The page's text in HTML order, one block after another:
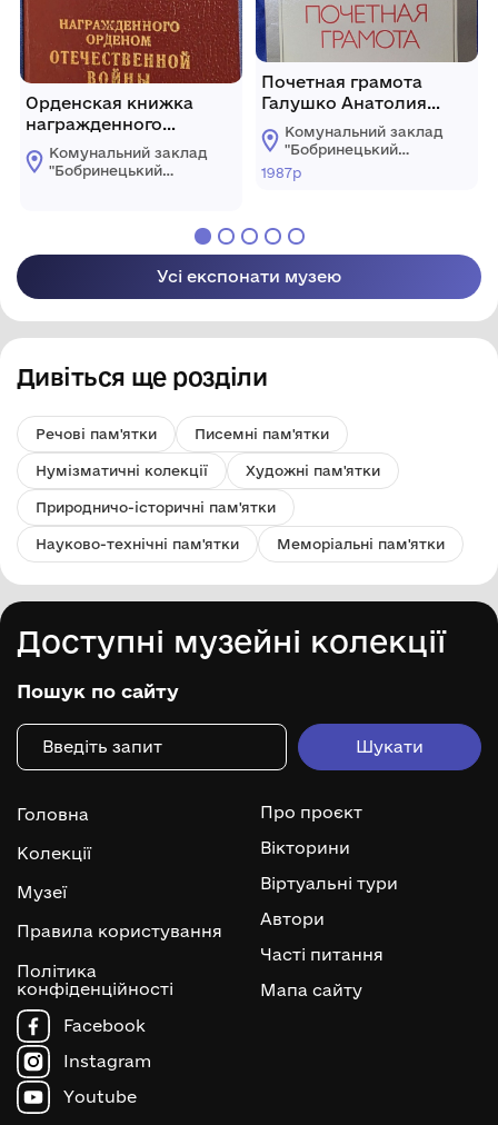
Орденская книжка
награжденного
орденом
Отечественной войны
Комунальний заклад
"Бобринецький
Бобринецької
Почетная грамота
Галушко Анатолия
Гавриловича за успехи
в развитии театр.
искуства. г. Бобринец
06.06.1987г
Комунальний заклад
"Бобринецький
міський
краєзнавчий музей
Бобринецької
міської ради
1987р
Усі експонати музею
Дивіться ще розділи
Речові пам'ятки Писемні пам'ятки
Нумізматичні колекції Художні пам'ятки
Природничо-історичні пам'ятки
Науково-технічні пам'ятки Меморіальні пам'ятки
Доступні музейні колекції
Пошук по сайту
Головна
Колекції
Музеї
Правила користування
Політика
конфіденційності
Про проєкт
Вікторини
Віртуальні тури
Автори
Часті питання
Мапа сайту
Facebook
Instagram
Youtube